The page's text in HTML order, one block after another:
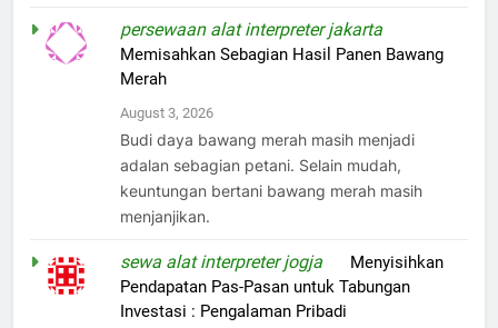
persewaan alat interpreter jakarta
Memisahkan Sebagian Hasil Panen Bawang
Merah
August 3, 2026
Budi daya bawang merah masih menjadi
adalan sebagian petani. Selain mudah,
keuntungan bertani bawang merah masih
menjanjikan.
sewa alat interpreter jogja
Menyisihkan
Pendapatan Pas-Pasan untuk Tabungan
Investasi : Pengalaman Pribadi